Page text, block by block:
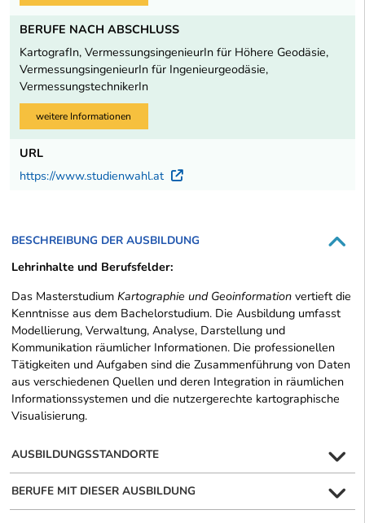
BERUFE NACH ABSCHLUSS
KartografIn, VermessungsingenieurIn für Höhere Geodäsie,
VermessungsingenieurIn für Ingenieurgeodäsie,
VermessungstechnikerIn
weitere Informationen
URL
https://www.studienwahl.at
Externer Link
BESCHREIBUNG DER AUSBILDUNG
Lehrinhalte und Berufsfelder:
Das Masterstudium Kartographie und Geoinformation vertieft die
Kenntnisse aus dem Bachelorstudium. Die Ausbildung umfasst
Modellierung, Verwaltung, Analyse, Darstellung und
Kommunikation räumlicher Informationen. Die professionellen
Tätigkeiten und Aufgaben sind die Zusammenführung von Daten
aus verschiedenen Quellen und deren Integration in räumlichen
Informationssystemen und die nutzergerechte kartographische
Visualisierung.
AUSBILDUNGSSTANDORTE
BERUFE MIT DIESER AUSBILDUNG